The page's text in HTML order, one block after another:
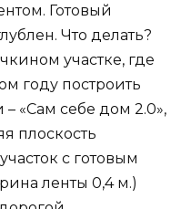
Готовый
Что делать?
участке, где
году построить
«Сам себе дом 2.0»,
плоскость
с готовым
ленты 0,4 м.)